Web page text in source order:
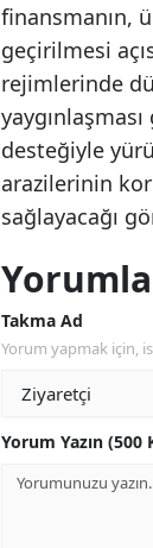
finansmanın,
geçirilmesi
rejimlerinde
desteğiyle
arazilerinin
sağlayacağı
Takma Ad
Yorum yapmak için,
Yorum Yazın (500